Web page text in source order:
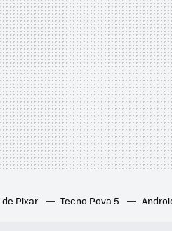
Pixar Tecno Pova 5